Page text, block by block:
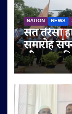
NATION NEWS
संत तेरेसा
समारोह
जीवन का